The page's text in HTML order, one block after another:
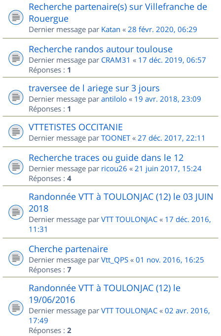
Recherche partenaire(s) sur Villefranche de
Rouergue
Dernier message par Katan « 28 févr. 2020, 06:29
Recherche randos autour toulouse
Dernier message par CRAM31 « 17 déc. 2019, 06:57
Réponses : 1
traversee de l ariege sur 3 jours
Dernier message par antilolo « 19 avr. 2018, 23:09
Réponses : 1
VTTETISTES OCCITANIE
Dernier message par TOONET« 27 déc. 2017, 22:11
Recherche traces ou guide dans le 12
Dernier message par ricou26 « 21 juin 2017, 15:24
Réponses : 4
Randonnée VTT à TOULONJAC (12) le 03 JUIN
2018
Dernier message par VTT TOULONJAC « 17 déc. 2016,
11:31
Cherche partenaire
Dernier message par Vtt_QPS « 01 nov. 2016, 16:25
Réponses : 7
Randonnée VTT à TOULONJAC (12) le
19/06/2016
Dernier message par VTT TOULONJAC « 02 avr. 2016,
17:49
Réponses : 2